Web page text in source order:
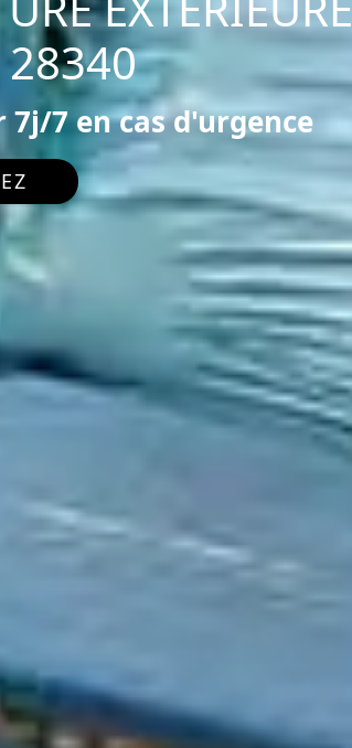
28340
7 en cas d'urgence